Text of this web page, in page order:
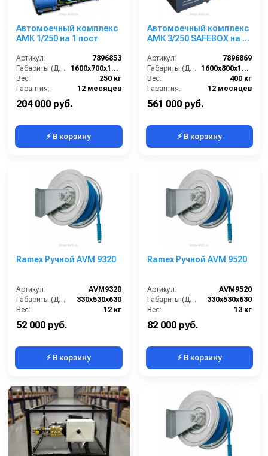
Автомоечный комплекс
АМК 1/250 на 1 пост
Артикул:
7896853
Габариты (ДхШхВ):
1600х700х1500
Вес:
250 кг
Гарантия:
12 месяцев
204 000 руб.
⚡ В корзину
Автомоечный комплекс
АМК 3/250 SAFEBOX на 3
Артикул:
7896869
Габариты (ДхШхВ):
1600х800х1500
Вес:
400 кг
Гарантия:
12 месяцев
561 000 руб.
⚡ В корзину
Ramex Ручной AVM 9320
Артикул:
AVM9320
Габариты (ДхШхВ):
330x530x630
Вес:
12 кг
52 000 руб.
⚡ В корзину
Ramex Ручной AVM 9520
Артикул:
AVM9520
Габариты (ДхШхВ):
330x530x630
Вес:
13 кг
82 000 руб.
⚡ В корзину